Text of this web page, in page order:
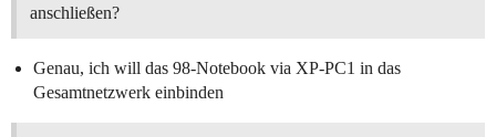
anschließen?
Genau, ich will das 98-Notebook via XP-PC1 in das
Gesamtnetzwerk einbinden